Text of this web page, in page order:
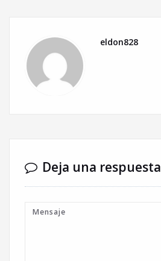
eldon828
Deja una respuesta